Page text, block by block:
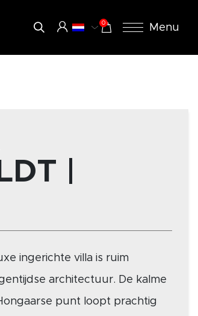
0 Menu
|
ingerichte villa is ruim
architectuur. De kalme
punt loopt prachtig